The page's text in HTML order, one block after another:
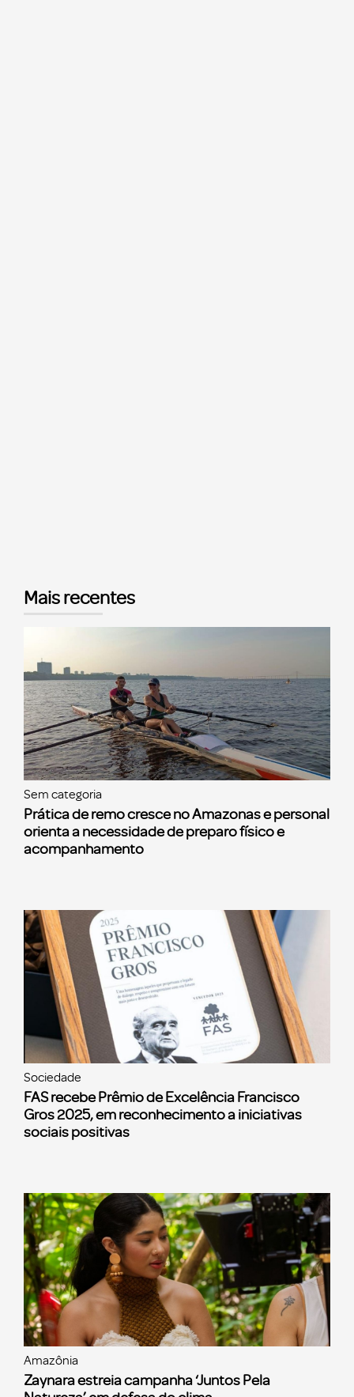
Mais recentes
Sem categoria
Prática de remo cresce no Amazonas e personal
orienta a necessidade de preparo físico e
acompanhamento
Sociedade
FAS recebe Prêmio de Excelência Francisco
Gros 2025, em reconhecimento a iniciativas
sociais positivas
Amazônia
Zaynara estreia campanha ‘Juntos Pela